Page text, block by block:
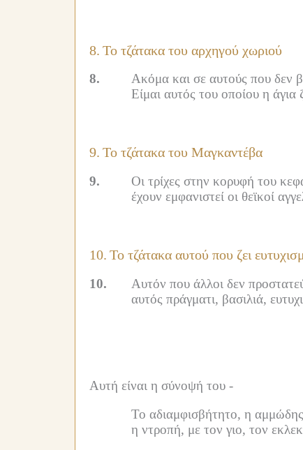
8. Το τζάτακα του αρχηγού χωριού
8.
Ακόμα και σε αυτούς που δεν
Είμαι αυτός του οποίου η άγια
9. Το τζάτακα του Μαγκαντέβα
9.
Οι τρίχες στην κορυφή του
έχουν εμφανιστεί οι θεϊκοί
10. Το τζάτακα αυτού που ζει
10.
Αυτόν που άλλοι δεν
αυτός πράγματι, βασιλιά,
Αυτή είναι η σύνοψή του -
Το αδιαμφισβήτητο, η
η ντροπή, με τον γιο, τον